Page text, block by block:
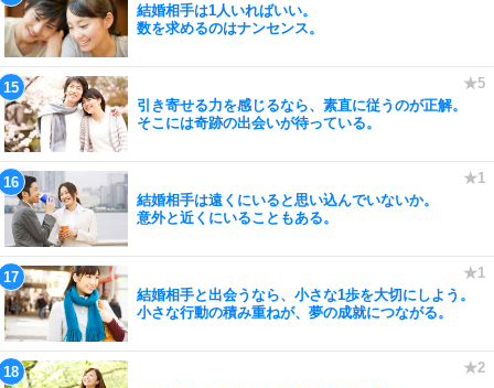
結婚相手は1人いればいい。
数を求めるのはナンセンス。
引き寄せる力を感じるなら、素直に従うのが正解。
そこには奇跡の出会いが待っている。
結婚相手は遠くにいると思い込んでいないか。
意外と近くにいることもある。
結婚相手と出会うなら、小さな1歩を大切にしよう。
小さな行動の積み重ねが、夢の成就につながる。